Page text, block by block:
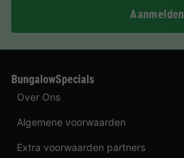
Aanmelden
BungalowSpecials
Over Ons
Algemene voorwaarden
Extra voorwaarden partners